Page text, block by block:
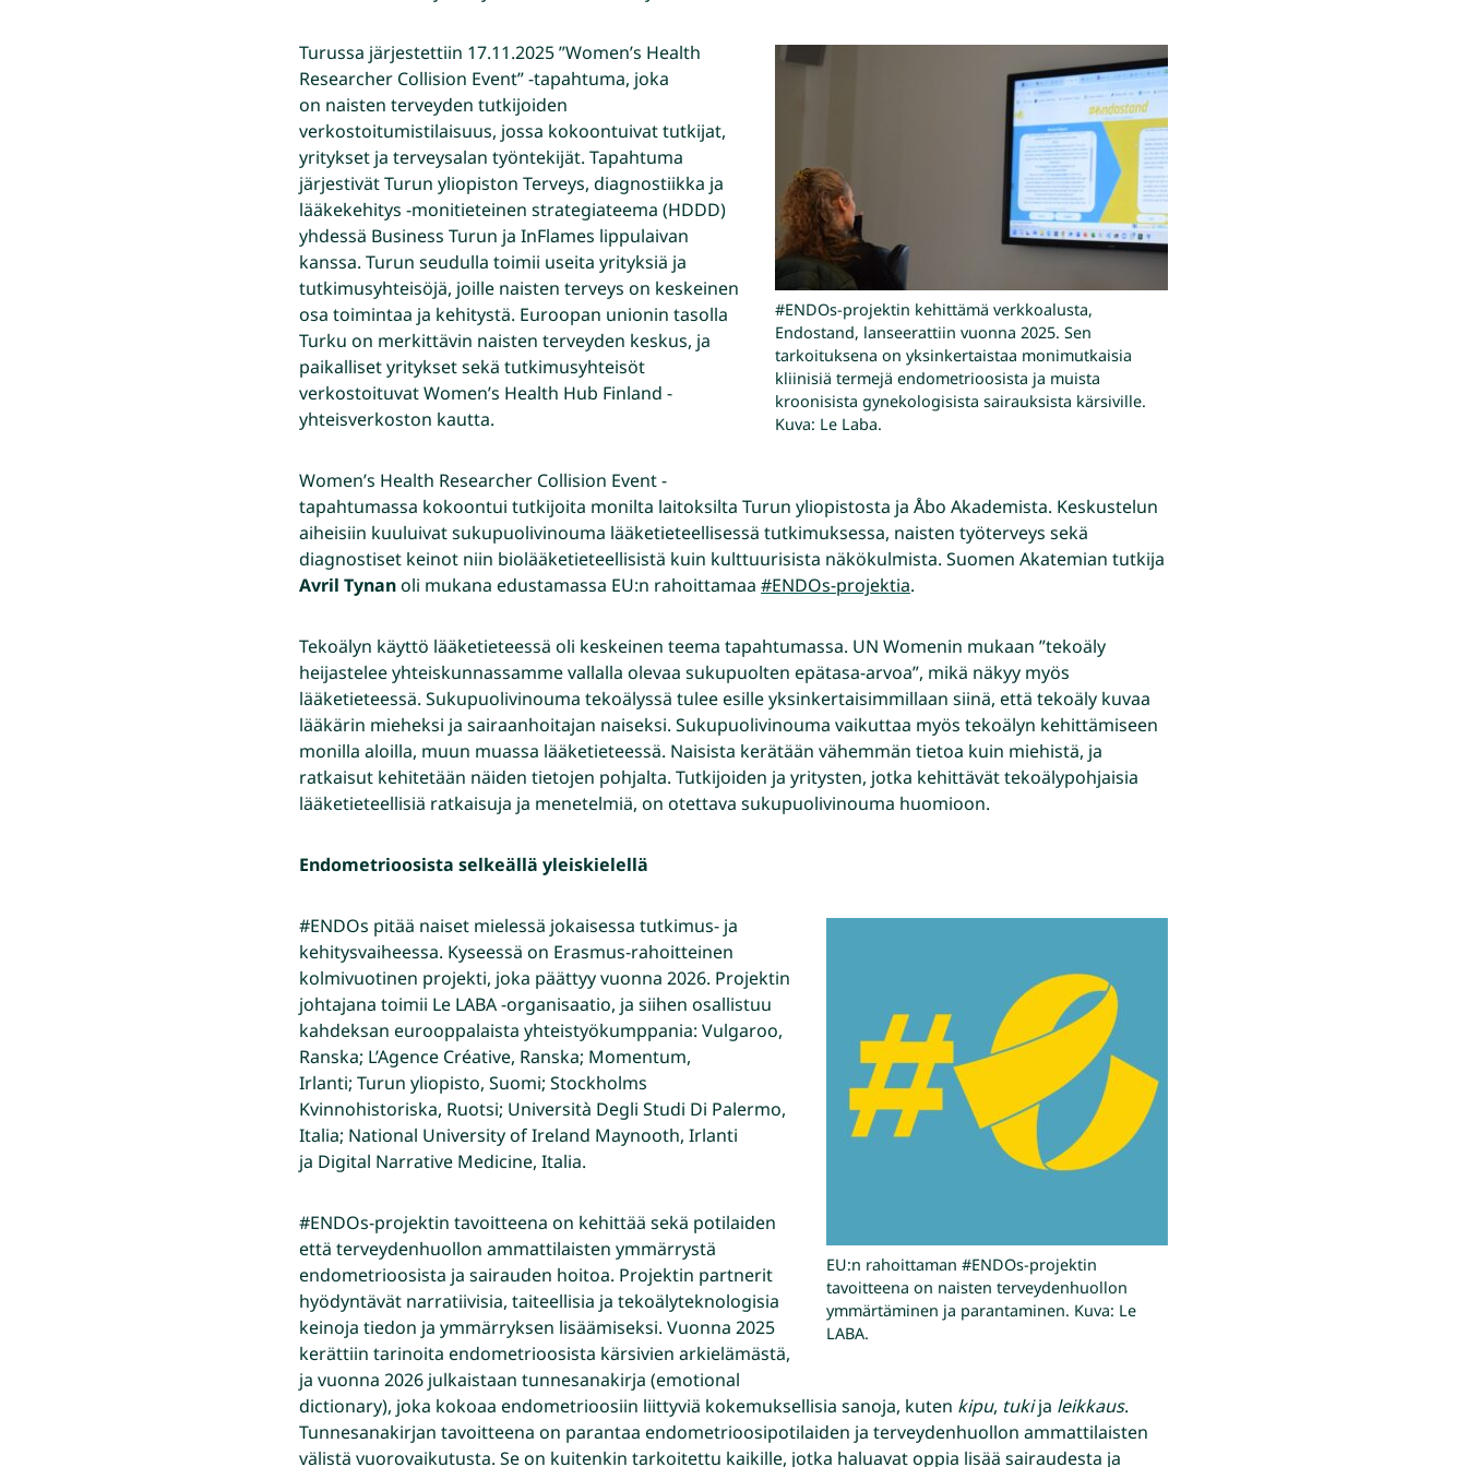
#ENDOs-projektin kehittämä verkkoalusta,
Endostand, lanseerattiin vuonna 2025. Sen
tarkoituksena on yksinkertaistaa monimutkaisia
kliinisiä termejä endometrioosista ja muista
kroonisista gynekologisista sairauksista kärsiville.
Kuva: Le Laba.
Turussa järjestettiin 17.11.2025 ”Women’s Health
Researcher Collision Event” -tapahtuma, joka
on naisten terveyden tutkijoiden
verkostoitumistilaisuus, jossa kokoontuivat tutkijat,
yritykset ja terveysalan työntekijät. Tapahtuma
järjestivät Turun yliopiston Terveys, diagnostiikka ja
lääkekehitys -monitieteinen strategiateema (HDDD)
yhdessä Business Turun ja InFlames lippulaivan
kanssa. Turun seudulla toimii useita yrityksiä ja
tutkimusyhteisöjä, joille naisten terveys on keskeinen
osa toimintaa ja kehitystä. Euroopan unionin tasolla
Turku on merkittävin naisten terveyden keskus, ja
paikalliset yritykset sekä tutkimusyhteisöt
verkostoituvat Women’s Health Hub Finland -
yhteisverkoston kautta.
Women’s Health Researcher Collision Event -
tapahtumassa kokoontui tutkijoita monilta laitoksilta Turun yliopistosta ja Åbo Akademista. Keskustelun
aiheisiin kuuluivat sukupuolivinouma lääketieteellisessä tutkimuksessa, naisten työterveys sekä
diagnostiset keinot niin biolääketieteellisistä kuin kulttuurisista näkökulmista. Suomen Akatemian tutkija
Avril Tynanoli mukana edustamassa EU:n rahoittamaa #ENDOs-projektia.
Tekoälyn käyttö lääketieteessä oli keskeinen teema tapahtumassa. UN Womenin mukaan ”tekoäly
heijastelee yhteiskunnassamme vallalla olevaa sukupuolten epätasa-arvoa”, mikä näkyy myös
lääketieteessä. Sukupuolivinouma tekoälyssä tulee esille yksinkertaisimmillaan siinä, että tekoäly kuvaa
lääkärin mieheksi ja sairaanhoitajan naiseksi. Sukupuolivinouma vaikuttaa myös tekoälyn kehittämiseen
monilla aloilla, muun muassa lääketieteessä. Naisista kerätään vähemmän tietoa kuin miehistä, ja
ratkaisut kehitetään näiden tietojen pohjalta. Tutkijoiden ja yritysten, jotka kehittävät tekoälypohjaisia
lääketieteellisiä ratkaisuja ja menetelmiä, on otettava sukupuolivinouma huomioon.
Endometrioosista selkeällä yleiskielellä
EU:n rahoittaman #ENDOs-projektin
tavoitteena on naisten terveydenhuollon
ymmärtäminen ja parantaminen. Kuva: Le
LABA.
#ENDOs pitää naiset mielessä jokaisessa tutkimus- ja
kehitysvaiheessa. Kyseessä on Erasmus-rahoitteinen
kolmivuotinen projekti, joka päättyy vuonna 2026. Projektin
johtajana toimii Le LABA -organisaatio, ja siihen osallistuu
kahdeksan eurooppalaista yhteistyökumppania: Vulgaroo,
Ranska; L’Agence Créative, Ranska; Momentum,
Irlanti; Turun yliopisto, Suomi; Stockholms
Kvinnohistoriska, Ruotsi; Università Degli Studi Di Palermo,
Italia; National University of Ireland Maynooth, Irlanti
ja Digital Narrative Medicine, Italia.
#ENDOs-projektin tavoitteena on kehittää sekä potilaiden
että terveydenhuollon ammattilaisten ymmärrystä
endometrioosista ja sairauden hoitoa. Projektin partnerit
hyödyntävät narratiivisia, taiteellisia ja tekoälyteknologisia
keinoja tiedon ja ymmärryksen lisäämiseksi. Vuonna 2025
kerättiin tarinoita endometrioosista kärsivien arkielämästä,
ja vuonna 2026 julkaistaan tunnesanakirja (emotional
dictionary), joka kokoaa endometrioosiin liittyviä kokemuksellisia sanoja, kuten kipu, tukija leikkaus.
Tunnesanakirjan tavoitteena on parantaa endometrioosipotilaiden ja terveydenhuollon ammattilaisten
välistä vuorovaikutusta. Se on kuitenkin tarkoitettu kaikille, jotka haluavat oppia lisää sairaudesta ja